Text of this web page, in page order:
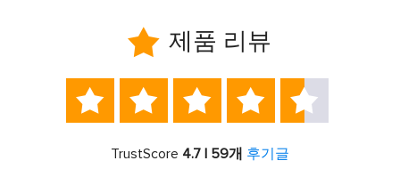
 제품 리뷰
    
TrustScore 4.7 | 59개 후기글